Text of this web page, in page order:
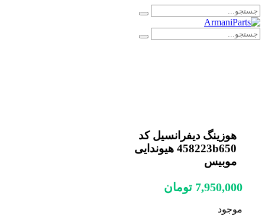
هوزینگ دیفرانسیل کد
458223b650 هیوندایی
موبیس
7,950,000 تومان
موجود